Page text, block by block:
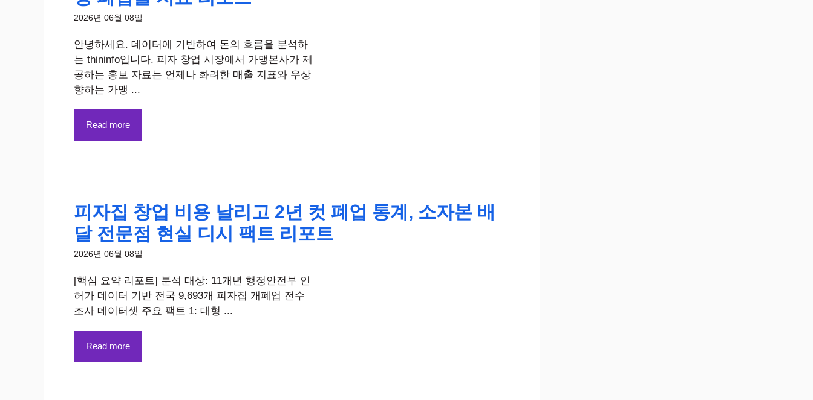
2026년 06월 08일
안녕하세요. 데이터에 기반하여 돈의 흐름을 분석하
는 thininfo입니다. 피자 창업 시장에서 가맹본사가 제
공하는 홍보 자료는 언제나 화려한 매출 지표와 우상
향하는 가맹 ...
Read more
피자집 창업 비용 날리고 2년 컷 폐업 통계, 소자본 배
달 전문점 현실 디시 팩트 리포트
2026년 06월 08일
[핵심 요약 리포트] 분석 대상: 11개년 행정안전부 인
허가 데이터 기반 전국 9,693개 피자집 개폐업 전수
조사 데이터셋 주요 팩트 1: 대형 ...
Read more